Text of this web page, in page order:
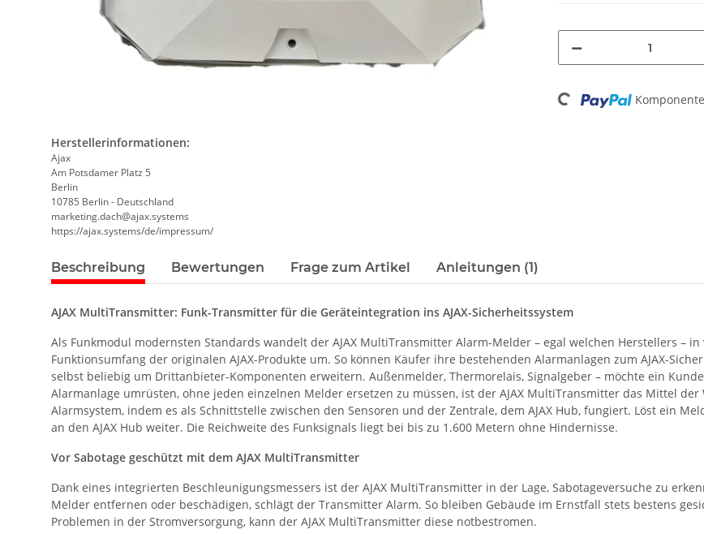
Loading...
Herstellerinformationen:
Ajax
Am Potsdamer Platz 5
Berlin
10785 Berlin - Deutschland
marketing.dach@ajax.systems
https://ajax.systems/de/impressum/
Beschreibung Bewertungen Frage zum Artikel Anleitungen (1)
AJAX MultiTransmitter: Funk-Transmitter für die Geräteintegration ins AJAX-Sicherheitssystem
Als Funkmodul modernsten Standards wandelt der AJAX MultiTransmitter Alarm-Melder – egal welchen Herstellers –
Funktionsumfang der originalen AJAX-Produkte um. So können Käufer ihre bestehenden Alarmanlagen zum AJAX-
selbst beliebig um Drittanbieter-Komponenten erweitern. Außenmelder, Thermorelais, Signalgeber – möchte ein
Alarmanlage umrüsten, ohne jeden einzelnen Melder ersetzen zu müssen, ist der AJAX MultiTransmitter das Mittel der
Alarmsystem, indem es als Schnittstelle zwischen den Sensoren und der Zentrale, dem AJAX Hub, fungiert. Löst ein
an den AJAX Hub weiter. Die Reichweite des Funksignals liegt bei bis zu 1.600 Metern ohne Hindernisse.
Vor Sabotage geschützt mit dem AJAX MultiTransmitter
Dank eines integrierten Beschleunigungsmessers ist der AJAX MultiTransmitter in der Lage, Sabotageversuche zu
Melder entfernen oder beschädigen, schlägt der Transmitter Alarm. So bleiben Gebäude im Ernstfall stets bestens
Problemen in der Stromversorgung, kann der AJAX MultiTransmitter diese notbestromen.